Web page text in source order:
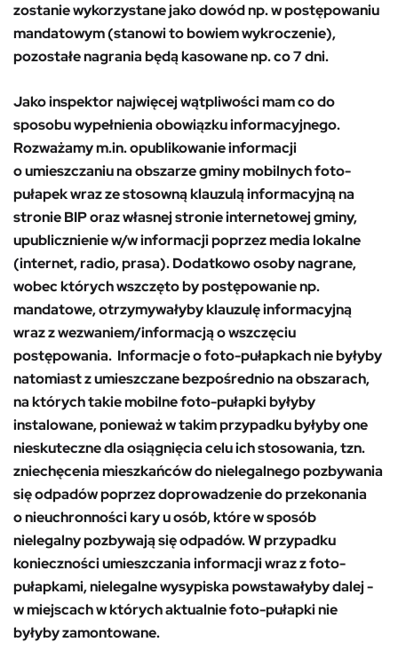
zostanie wykorzystane jako dowód np. w postępowaniu
mandatowym (stanowi to bowiem wykroczenie),
pozostałe nagrania będą kasowane np. co 7 dni.
Jako inspektor najwięcej wątpliwości mam co do
sposobu wypełnienia obowiązku informacyjnego.
Rozważamy m.in. opublikowanie informacji
o umieszczaniu na obszarze gminy mobilnych foto-
pułapek wraz ze stosowną klauzulą informacyjną na
stronie BIP oraz własnej stronie internetowej gminy,
upublicznienie w/w informacji poprzez media lokalne
(internet, radio, prasa). Dodatkowo osoby nagrane,
wobec których wszczęto by postępowanie np.
mandatowe, otrzymywałyby klauzulę informacyjną
wraz z wezwaniem/informacją o wszczęciu
postępowania. Informacje o foto-pułapkach nie byłyby
natomiast z umieszczane bezpośrednio na obszarach,
na których takie mobilne foto-pułapki byłyby
instalowane, ponieważ w takim przypadku byłyby one
nieskuteczne dla osiągnięcia celu ich stosowania, tzn.
zniechęcenia mieszkańców do nielegalnego pozbywania
się odpadów poprzez doprowadzenie do przekonania
o nieuchronności kary u osób, które w sposób
nielegalny pozbywają się odpadów. W przypadku
konieczności umieszczania informacji wraz z foto-
pułapkami, nielegalne wysypiska powstawałyby dalej -
w miejscach w których aktualnie foto-pułapki nie
byłyby zamontowane.